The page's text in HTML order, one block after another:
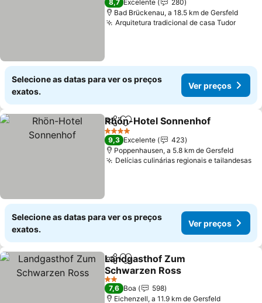
8,7 Excelente
280
Bad Brückenau, a 18.5 km de Gersfeld
Arquitetura tradicional de casa TudorVer
Selecione as datas para ver os preços
exatos.
Ver preços
PartilharAdicionar aos favoritos
Rhön-Hotel Sonnenhof
4 Estrelas
9,3 Excelente
423
Poppenhausen, a 5.8 km de Gersfeld
Delícias culinárias regionais e tailandesas
Selecione as datas para ver os preços
exatos.
Ver preços
PartilharAdicionar aos favoritos
Landgasthof Zum
Schwarzen Ross
Ver preços
2 Estrelas
7,6 Boa
598
Eichenzell, a 11.9 km de Gersfeld